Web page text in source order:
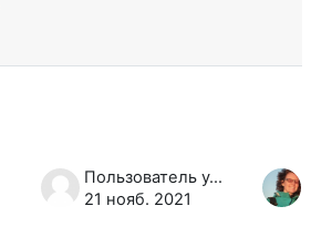
Пользователь удален
21 нояб. 2021